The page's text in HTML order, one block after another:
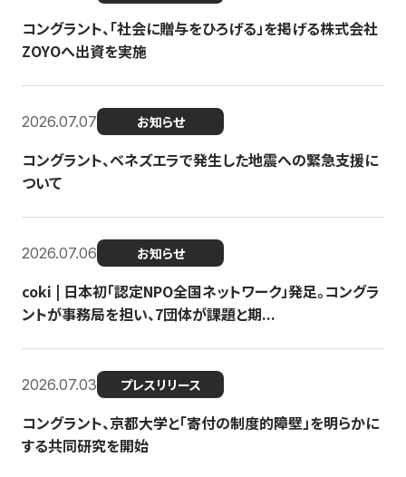
コングラント、「社会に贈与をひろげる」を掲げる株式会社
ZOYOへ出資を実施
2026.07.07 お知らせ
コングラント、ベネズエラで発生した地震への緊急支援に
ついて
2026.07.06 お知らせ
coki | 日本初「認定NPO全国ネットワーク」発足。コングラ
ントが事務局を担い、7団体が課題と期...
2026.07.03 プレスリリース
コングラント、京都大学と「寄付の制度的障壁」を明らかに
する共同研究を開始